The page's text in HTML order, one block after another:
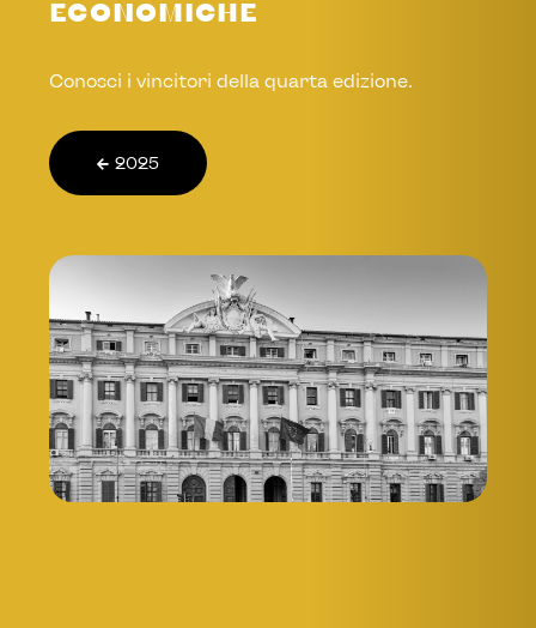
ECONOMICHE
Conosci i vincitori della quarta edizione.
2025